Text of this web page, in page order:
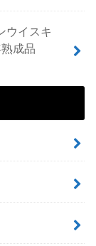
ウイスキ
成品